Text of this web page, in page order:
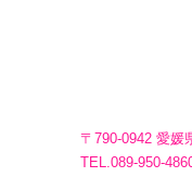
〒790-0942 愛媛
TEL.089-950-